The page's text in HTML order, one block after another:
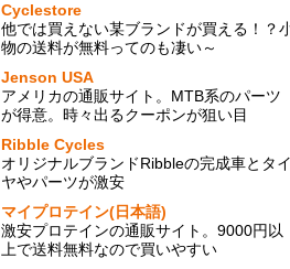
Cyclestore
他では買えない某ブランドが買える！？
物の送料が無料ってのも凄い～
Jenson USA
アメリカの通販サイト。MTB系のパーツ
が得意。時々出るクーポンが狙い目
Ribble Cycles
オリジナルブランドRibbleの完成車とタイ
ヤやパーツが激安
マイプロテイン(日本語)
激安プロテインの通販サイト。9000円以
上で送料無料なので買いやすい